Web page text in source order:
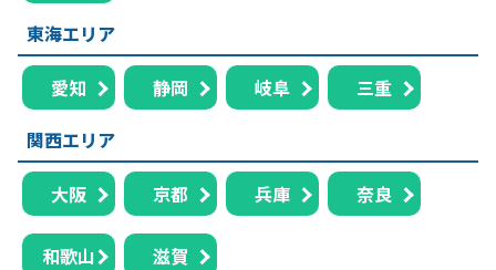
東海エリア
愛知 静岡 岐阜
三重
関西エリア
大阪 京都 兵庫 奈良
和歌山
滋賀